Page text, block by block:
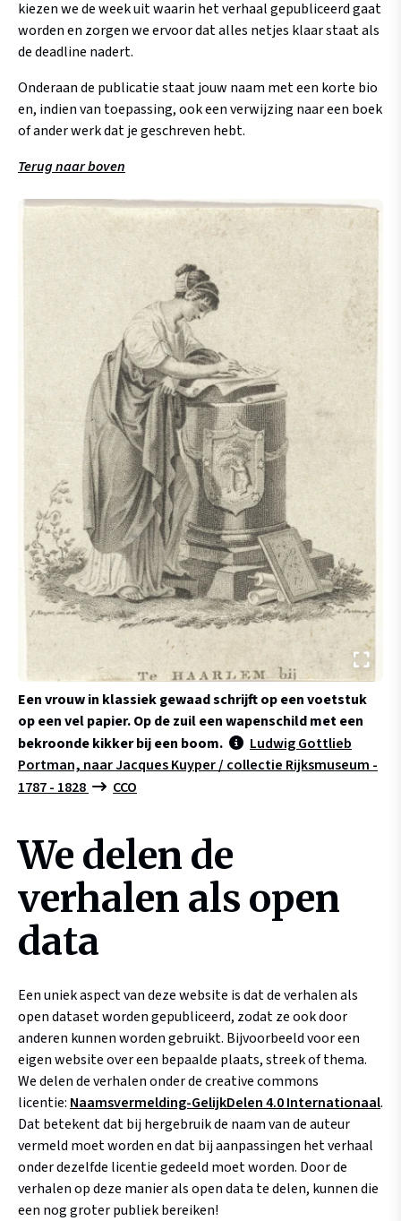
kiezen we de week uit waarin het verhaal gepubliceerd gaat
worden en zorgen we ervoor dat alles netjes klaar staat als
de deadline nadert.
Onderaan de publicatie staat jouw naam met een korte bio
en, indien van toepassing, ook een verwijzing naar een boek
of ander werk dat je geschreven hebt.
Terug naar boven
Een vrouw in klassiek gewaad schrijft op een voetstuk
op een vel papier. Op de zuil een wapenschild met een
bekroonde kikker bij een boom.
Ludwig Gottlieb
Portman, naar Jacques Kuyper / collectie Rijksmuseum -
1787 - 1828
CCO
We delen de
verhalen als open
data
Een uniek aspect van deze website is dat de verhalen als
open dataset worden gepubliceerd, zodat ze ook door
anderen kunnen worden gebruikt. Bijvoorbeeld voor een
eigen website over een bepaalde plaats, streek of thema.
We delen de verhalen onder de creative commons
licentie: Naamsvermelding-GelijkDelen 4.0 Internationaal.
Dat betekent dat bij hergebruik de naam van de auteur
vermeld moet worden en dat bij aanpassingen het verhaal
onder dezelfde licentie gedeeld moet worden. Door de
verhalen op deze manier als open data te delen, kunnen die
een nog groter publiek bereiken!